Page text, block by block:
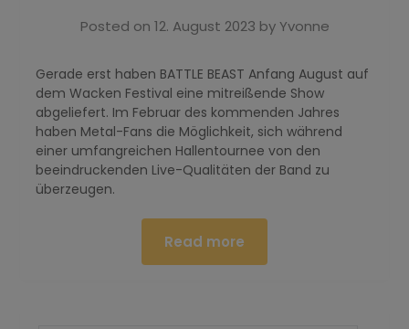
Posted on 12. August 2023 byYvonne
Gerade erst haben BATTLE BEAST Anfang August auf
dem Wacken Festival eine mitreißende Show
abgeliefert. Im Februar des kommenden Jahres
haben Metal-Fans die Möglichkeit, sich während
einer umfangreichen Hallentournee von den
beeindruckenden Live-Qualitäten der Band zu
überzeugen.
Read more